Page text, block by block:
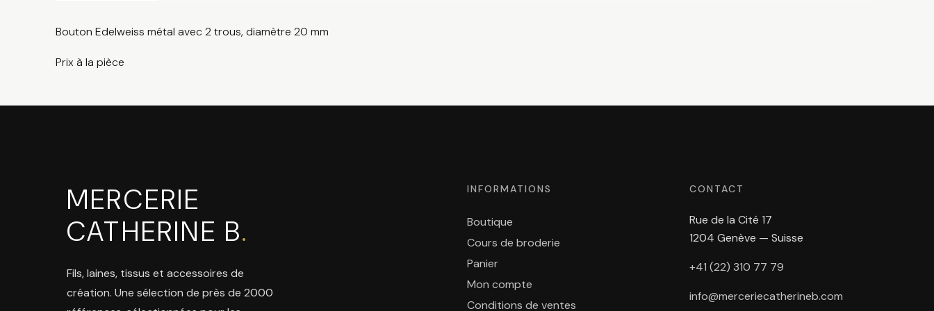
Bouton Edelweiss métal avec 2 trous, diamètre 20 mm
Prix à la pièce
MERCERIE
CATHERINE B.
Fils, laines, tissus et accessoires de
création. Une sélection de près de 2000
INFORMATIONS
Boutique
Cours de broderie
Panier
Mon compte
Conditions de ventes
CONTACT
Rue de la Cité 17
1204 Genève — Suisse
+41 (22) 310 77 79
info@merceriecatherineb.com